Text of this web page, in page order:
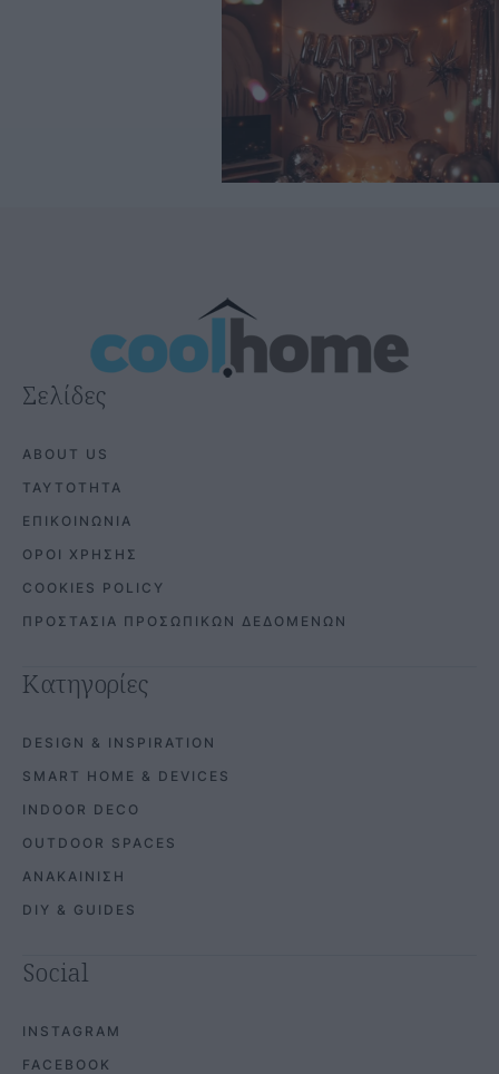
Σελίδες
ABOUT US
ΤΑΥΤΟΤΗΤΑ
ΕΠΙΚΟΙΝΩΝΙΑ
ΟΡΟΙ ΧΡΗΣΗΣ
COOKIES POLICY
ΠΡΟΣΤΑΣΙΑ ΠΡΟΣΩΠΙΚΩΝ ΔΕΔΟΜΕΝΩΝ
Κατηγορίες
DESIGN & INSPIRATION
SMART HOME & DEVICES
INDOOR DECO
OUTDOOR SPACES
ΑΝΑΚΑΙΝΙΣΗ
DIY & GUIDES
Social
INSTAGRAM
FACEBOOK